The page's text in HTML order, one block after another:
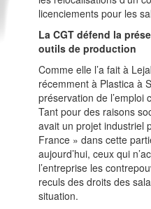
licenciements pour les
La CGT défend la
outils de production
Comme elle l’a fait à
récemment à Plastica à
préservation de l’emploi
Tant pour des raisons
avait un projet industriel
France » dans cette
aujourd’hui, ceux qui
l’entreprise les
reculs des droits des
situation.